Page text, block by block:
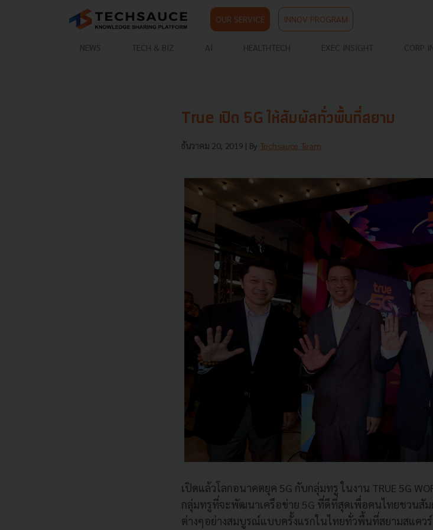
OUR SERVICE INNOV PROGRAM
NEWS TECH & BIZ AI HEALTHTECH EXEC INSIGHT CORP
True เปิด 5G ให้สัมผัสทั่วพื้นที่สยาม
ธันวาคม 20, 2019 | By Techsauce Team
เปิดแล้วโลกอนาคตยุค 5G กับกลุ่มทรู ในงาน TRUE 5G
กลุ่มทรูที่จะพัฒนาเครือข่าย 5G ที่ดีที่สุดเพื่อคนไทยชวนสั
ต่างๆอย่างสมบูรณ์แบบครั้งแรกในไทยทั่วพื้นที่สยามสแคว